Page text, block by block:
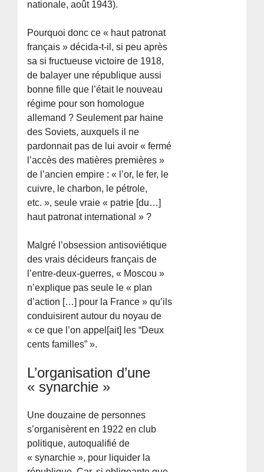
nationale, août 1943).
Pourquoi donc ce « haut patronat
français » décida-t-il, si peu après
sa si fructueuse victoire de 1918,
de balayer une république aussi
bonne fille que l’était le nouveau
régime pour son homologue
allemand ? Seulement par haine
des Soviets, auxquels il ne
pardonnait pas de lui avoir « fermé
l’accès des matières premières »
de l’ancien empire : « l’or, le fer, le
cuivre, le charbon, le pétrole,
etc. », seule vraie « patrie [du…]
haut patronat international » ?
Malgré l’obsession antisoviétique
des vrais décideurs français de
l’entre-deux-guerres, « Moscou »
n’explique pas seule le « plan
d’action […] pour la France » qu’ils
conduisirent autour du noyau de
« ce que l’on appel[ait] les “Deux
cents familles” ».
L’organisation d’une
« synarchie »
Une douzaine de personnes
s’organisèrent en 1922 en club
politique, autoqualifié de
« synarchie », pour liquider la